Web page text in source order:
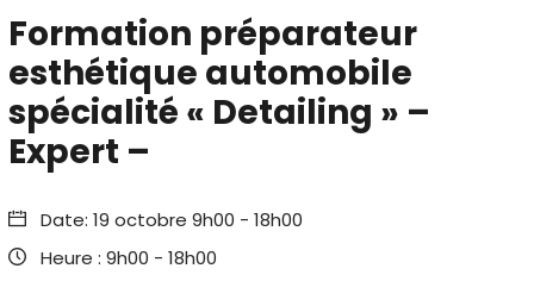
Formation préparateur
esthétique automobile
spécialité « Detailing » –
Expert –
Date: 19 octobre 9h00 -18h00
Heure : 9h00 - 18h00